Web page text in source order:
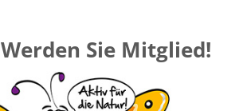
Werden Sie Mitglied!